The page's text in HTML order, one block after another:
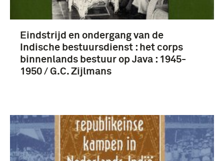
Eindstrijd en ondergang van de
Indische bestuursdienst : het corps
binnenlands bestuur op Java : 1945-
1950 / G.C. Zijlmans